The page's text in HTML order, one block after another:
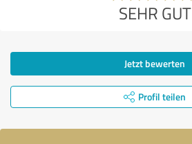
SEHR GUT
Jetzt bewerten
Profil teilen